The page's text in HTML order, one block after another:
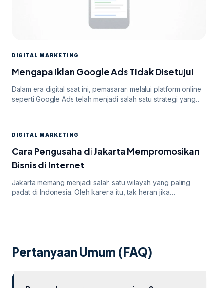
DIGITAL MARKETING
Mengapa Iklan Google Ads Tidak Disetujui
Dalam era digital saat ini, pemasaran melalui platform online
seperti Google Ads telah menjadi salah satu strategi yang
menghadapi tantangan dalam mendapatkan persetujuan
iklan mereka. Dalam artikel ini, kita akan membahas
mengapa […]
DIGITAL MARKETING
Cara Pengusaha di Jakarta Mempromosikan
Bisnis di Internet
Jakarta memang menjadi salah satu wilayah yang paling
padat di Indonesia. Oleh karena itu, tak heran jika
cukup? Atau […]
Pertanyaan Umum (FAQ)